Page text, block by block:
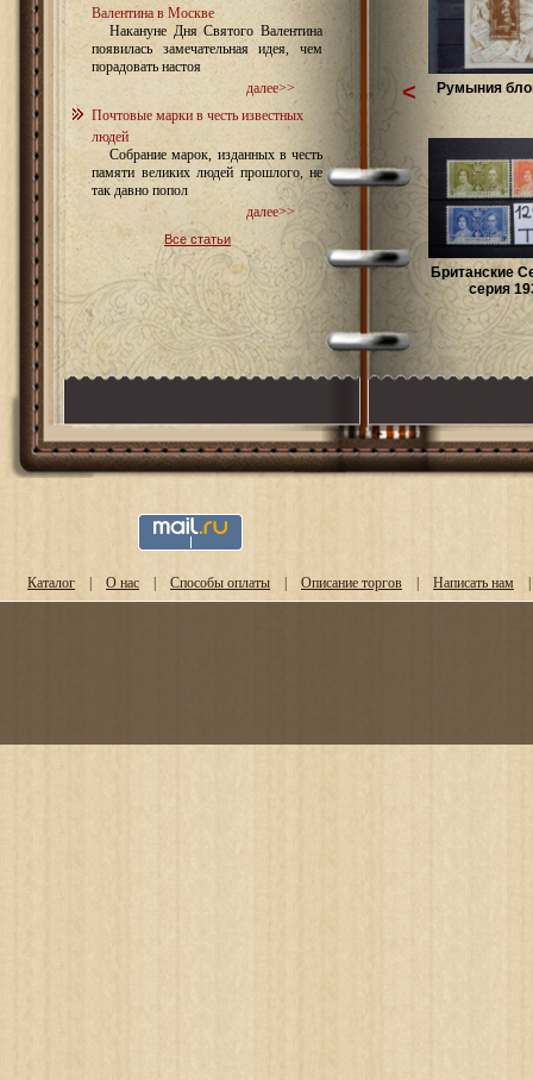
Валентина в Москве
Накануне Дня Святого Валентина
появилась замечательная идея, чем
порадовать настоя
далее>>
Почтовые марки в честь известных
людей
Собрание марок, изданных в честь
памяти великих людей прошлого, не
так давно попол
далее>>
Все статьи
Румыния
Британские
серия
<
Каталог | О нас | Способы оплаты | Описание торгов | Написать нам |